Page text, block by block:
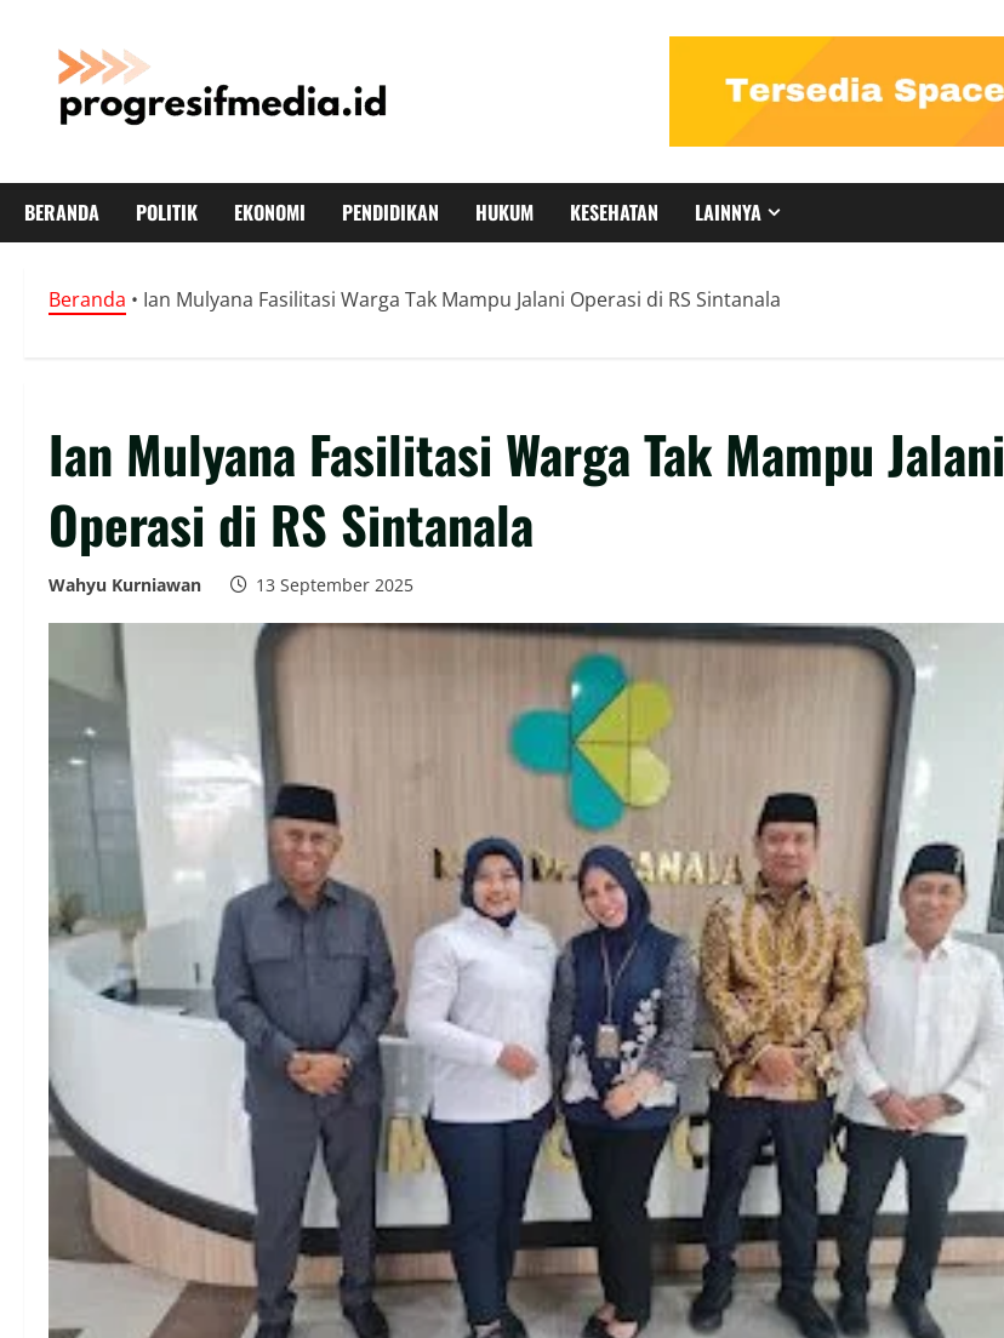
content
BERANDA POLITIK EKONOMI PENDIDIKAN HUKUM KESEHATAN LAINNYA
Beranda • Ian Mulyana Fasilitasi Warga Tak Mampu Jalani Operasi di RS Sintanala
Ian Mulyana Fasilitasi Warga Tak Mampu Jalani
Operasi di RS Sintanala
Wahyu Kurniawan 13 September 2025